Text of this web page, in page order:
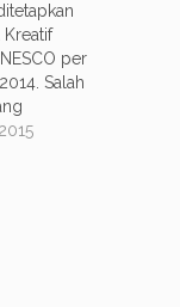
Kreatif
per
Salah